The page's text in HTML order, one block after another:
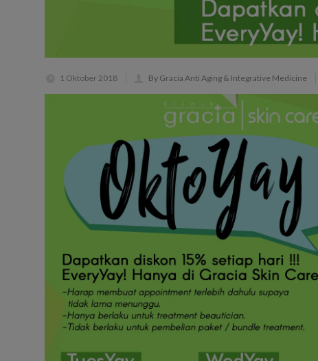
1 Oktober 2018 By Gracia Anti Aging & Integrative Medicine